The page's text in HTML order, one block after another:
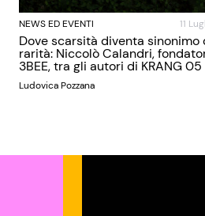
NEWS ED EVENTI 11
Dove scarsità diventa sinonimo
rarità: Niccolò Calandri,
3BEE, tra gli autori di KRANG 05
Ludovica Pozzana